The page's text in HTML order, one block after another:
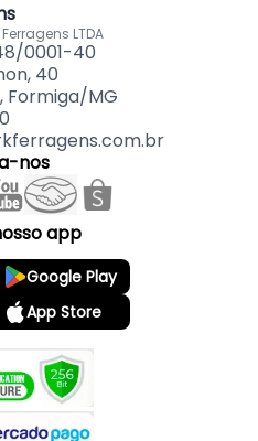
300 Metros
na Cor Branco TX, 1101
Colar a Fita:
- Almata Química.
- Fórmica.
LTDA
0001-40
40
Formiga/MG
nos
app
Google Play
App Store